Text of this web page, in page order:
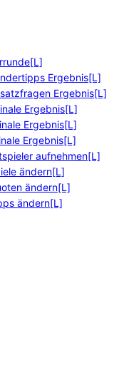
Ergebnis[L]
Ergebnis[L]
Ergebnis[L]
Ergebnis[L]
Ergebnis[L]
aufnehmen[L]
ändern[L]
ändern[L]
ändern[L]